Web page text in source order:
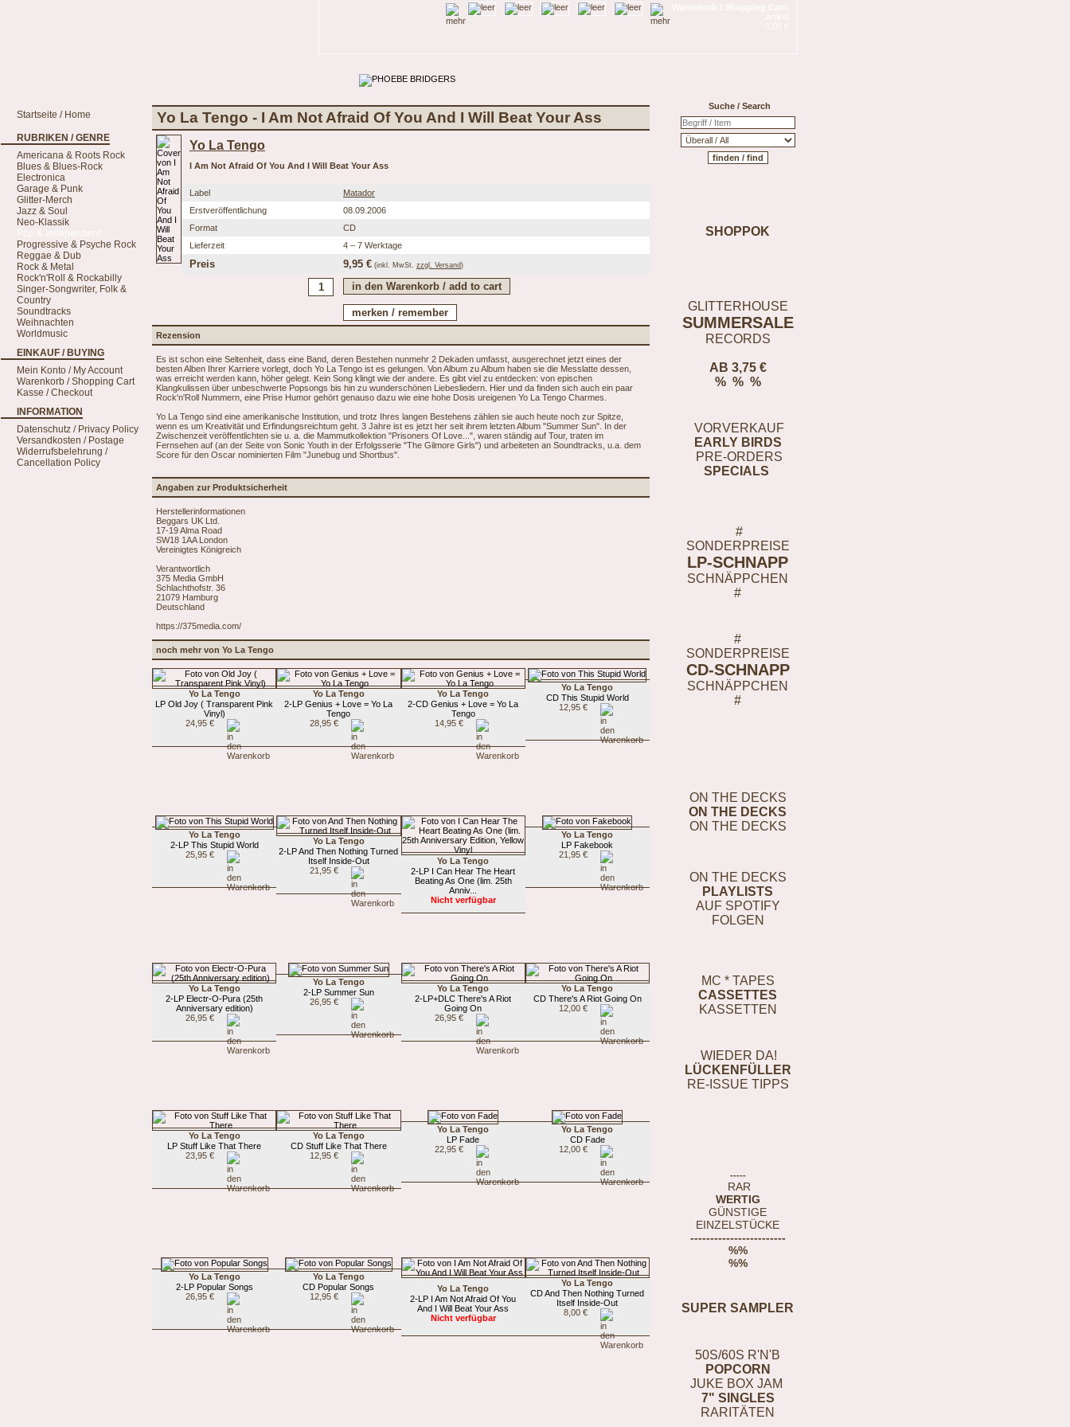
Suche / Search
SHOPPOK
GLITTERHOUSE
SUMMERSALE
RECORDS
AB 3,75 €
% % %
VORVERKAUF
EARLY BIRDS
PRE-ORDERS
SPECIALS
#
SONDERPREISE
LP-SCHNAPP
SCHNÄPPCHEN
#
#
SONDERPREISE
CD-SCHNAPP
SCHNÄPPCHEN
#
ON THE DECKS
ON THE DECKS
ON THE DECKS
ON THE DECKS
PLAYLISTS
AUF SPOTIFY
FOLGEN
MC * TAPES
CASSETTES
KASSETTEN
WIEDER DA!
LÜCKENFÜLLER
RE-ISSUE TIPPS
-----
RAR
WERTIG
GÜNSTIGE
EINZELSTÜCKE
------------------------
%%
%%
SUPER SAMPLER
50S/60S R'N'B
POPCORN
JUKE BOX JAM
7" SINGLES
RARITÄTEN
Startseite / Home
RUBRIKEN / GENRE
Americana & Roots Rock
Blues & Blues-Rock
Electronica
Garage & Punk
Glitter-Merch
Jazz & Soul
Neo-Klassik
Progressive & Psyche Rock
Reggae & Dub
Rock & Metal
Rock'n'Roll & Rockabilly
Singer-Songwriter, Folk &
Country
Soundtracks
Weihnachten
Worldmusic
EINKAUF / BUYING
Mein Konto / My Account
Warenkorb / Shopping Cart
Kasse / Checkout
INFORMATION
Datenschutz / Privacy Policy
Versandkosten / Postage
Widerrufsbelehrung /
Cancellation Policy
Yo La Tengo - I Am Not Afraid Of You And I Will Beat Your Ass
Yo La Tengo
I Am Not Afraid Of You And I Will Beat Your Ass
Label
Matador
Erstveröffentlichung
08.09.2006
Format
CD
Lieferzeit
4 – 7 Werktage
Preis 9,95 € (inkl. MwSt. zzgl. Versand)
Rezension
Es ist schon eine Seltenheit, dass eine Band, deren Bestehen nunmehr 2 Dekaden umfasst, ausgerechnet jetzt eines der
besten Alben Ihrer Karriere vorlegt, doch Yo La Tengo ist es gelungen. Von Album zu Album haben sie die Messlatte dessen,
was erreicht werden kann, höher gelegt. Kein Song klingt wie der andere. Es gibt viel zu entdecken: von epischen
Klangkulissen über unbeschwerte Popsongs bis hin zu wunderschönen Liebesliedern. Hier und da finden sich auch ein paar
Rock'n'Roll Nummern, eine Prise Humor gehört genauso dazu wie eine hohe Dosis ureigenen Yo La Tengo Charmes.
Yo La Tengo sind eine amerikanische Institution, und trotz Ihres langen Bestehens zählen sie auch heute noch zur Spitze,
wenn es um Kreativität und Erfindungsreichtum geht. 3 Jahre ist es jetzt her seit ihrem letzten Album "Summer Sun". In der
Zwischenzeit veröffentlichten sie u. a. die Mammutkollektion "Prisoners Of Love...", waren ständig auf Tour, traten im
Fernsehen auf (an der Seite von Sonic Youth in der Erfolgsserie "The Gilmore Girls") und arbeiteten an Soundtracks, u.a. dem
Score für den Oscar nominierten Film "Junebug und Shortbus".
Angaben zur Produktsicherheit
Herstellerinformationen
Beggars UK Ltd.
17-19 Alma Road
SW18 1AA London
Vereinigtes Königreich
Verantwortlich
375 Media GmbH
Schlachthofstr. 36
21079 Hamburg
Deutschland
https://375media.com/
noch mehr von Yo La Tengo
Yo La Tengo
LP Old Joy ( Transparent Pink
Vinyl)
24,95 €
Yo La Tengo
2-LP Genius + Love = Yo La
Tengo
28,95 €
Yo La Tengo
2-CD Genius + Love = Yo La
Tengo
14,95 €
Yo La Tengo
CD This Stupid World
12,95 €
Yo La Tengo
2-LP This Stupid World
25,95 €
Yo La Tengo
2-LP And Then Nothing Turned
Itself Inside-Out
21,95 €
Yo La Tengo
2-LP I Can Hear The Heart
Beating As One (lim. 25th
Anniv...
Nicht verfügbar
Yo La Tengo
LP Fakebook
21,95 €
Yo La Tengo
2-LP Electr-O-Pura (25th
Anniversary edition)
26,95 €
Yo La Tengo
2-LP Summer Sun
26,95 €
Yo La Tengo
2-LP+DLC There's A Riot
Going On
26,95 €
Yo La Tengo
CD There's A Riot Going On
12,00 €
Yo La Tengo
LP Stuff Like That There
23,95 €
Yo La Tengo
CD Stuff Like That There
12,95 €
Yo La Tengo
LP Fade
22,95 €
Yo La Tengo
CD Fade
12,00 €
Yo La Tengo
2-LP Popular Songs
26,95 €
Yo La Tengo
CD Popular Songs
12,95 €
Yo La Tengo
2-LP I Am Not Afraid Of You
And I Will Beat Your Ass
Nicht verfügbar
Yo La Tengo
CD And Then Nothing Turned
Itself Inside-Out
8,00 €